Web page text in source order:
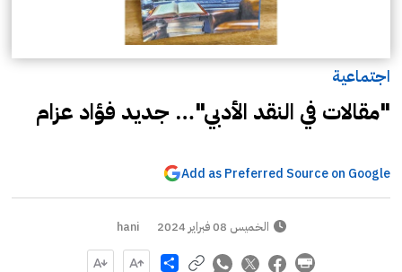
اجتماعية
"مقالات في النقد الأدبي"… جديد فؤاد عزام
Add as Preferred Source on Google
الخميس 08 فبراير 2024 hani
Share